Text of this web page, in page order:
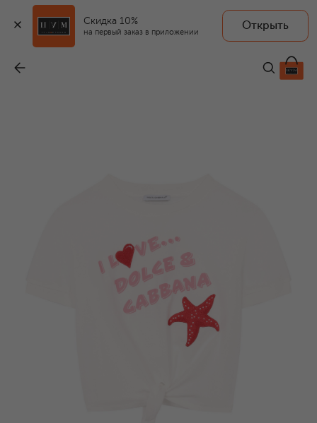
Скидка 10%
на первый заказ в приложении
Открыть
21 600 ₽